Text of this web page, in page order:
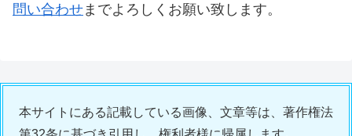
問い合わせ までよろしくお願い致します。
本サイトにある記載している画像、文章等は、著作権法